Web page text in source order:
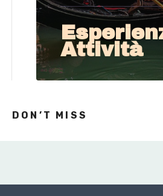
Attività
DON’T MISS